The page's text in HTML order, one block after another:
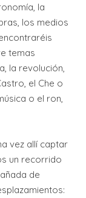
la
los medios
temas
la revolución,
el Che o
o el ron,
vez allí captar
un recorrido
de